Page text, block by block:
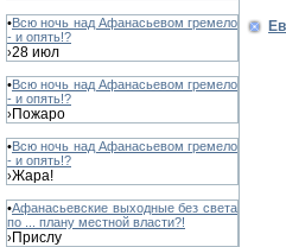
•Всю ночь над Афанасьевом гремело
- и опять!?
›28 июл
•Всю ночь над Афанасьевом гремело
- и опять!?
›Пожаро
•Всю ночь над Афанасьевом гремело
- и опять!?
›Жара!
•Афанасьевские выходные без света
по ... плану местной власти?!
›Прислу